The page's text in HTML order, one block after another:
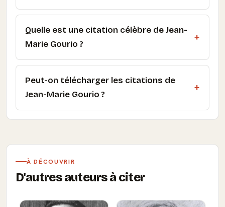
Quelle est une citation célèbre de Jean-
Marie Gourio ?
Peut-on télécharger les citations de
Jean-Marie Gourio ?
À DÉCOUVRIR
D'autres auteurs à citer